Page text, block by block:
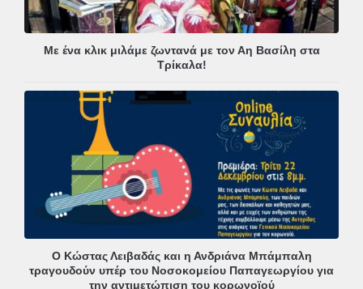
Με ένα κλικ μιλάμε ζωντανά με τον Αη Βασίλη στα
Τρίκαλα!
Ο Κώστας Λειβαδάς και η Ανδριάνα Μπάμπαλη
τραγουδούν υπέρ του Νοσοκομείου Παπαγεωργίου για
την αντιμετώπιση του κορωνοϊού